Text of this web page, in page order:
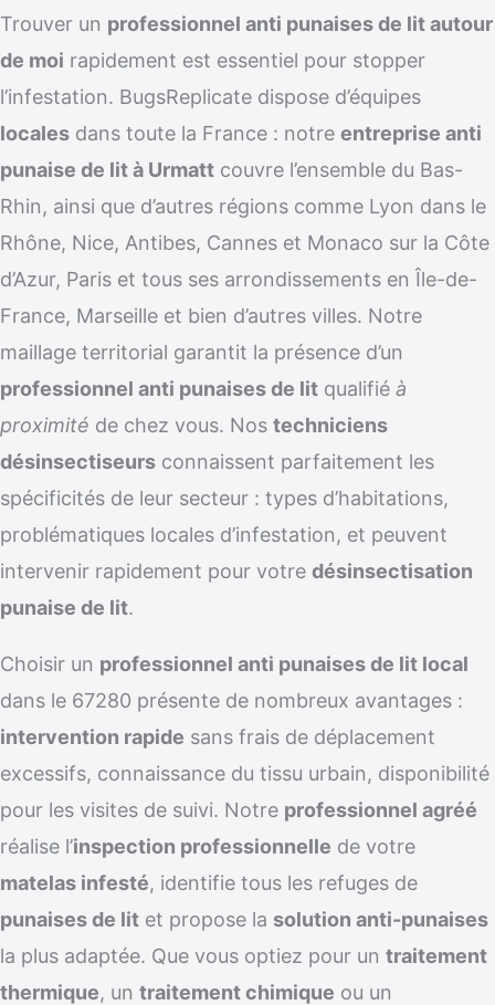
Trouver un professionnel anti punaises de lit autour
de moi rapidement est essentiel pour stopper
l’infestation. BugsReplicate dispose d’équipes
locales dans toute la France : notre entreprise anti
punaise de lit à Urmatt couvre l’ensemble du Bas-
Rhin, ainsi que d’autres régions comme Lyon dans le
Rhône, Nice, Antibes, Cannes et Monaco sur la Côte
d’Azur, Paris et tous ses arrondissements en Île-de-
France, Marseille et bien d’autres villes. Notre
maillage territorial garantit la présence d’un
professionnel anti punaises de lit qualifié à
proximité de chez vous. Nos techniciens
désinsectiseurs connaissent parfaitement les
spécificités de leur secteur : types d’habitations,
problématiques locales d’infestation, et peuvent
intervenir rapidement pour votre désinsectisation
punaise de lit.
Choisir un professionnel anti punaises de lit local
dans le 67280 présente de nombreux avantages :
intervention rapide sans frais de déplacement
excessifs, connaissance du tissu urbain, disponibilité
pour les visites de suivi. Notre professionnel agréé
réalise l’inspection professionnelle de votre
matelas infesté, identifie tous les refuges de
punaises de lit et propose la solution anti-punaises
la plus adaptée. Que vous optiez pour un traitement
thermique, un traitement chimique ou un